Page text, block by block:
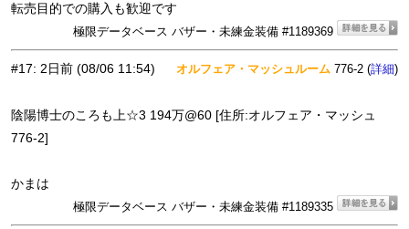
転売目的での購入も歓迎です
極限データベース バザー・未練金装備 #1189369
#17: 2日前 (08/06 11:54) オルフェア・マッシュルーム 776-2 (詳細)
陰陽博士のころも上☆3 194万@60 [住所:オルフェア・マッシュ
776-2]
かまは
極限データベース バザー・未練金装備 #1189335